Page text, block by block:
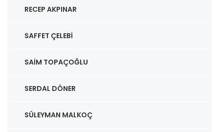
RECEP AKPINAR
SAFFET ÇELEBI
SAIM TOPAÇOĞLU
SERDAL DÖNER
SÜLEYMAN MALKOÇ